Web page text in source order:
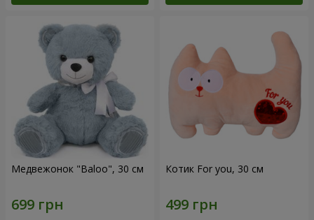
Медвежонок "Baloo", 30 см Котик For you, 30 см